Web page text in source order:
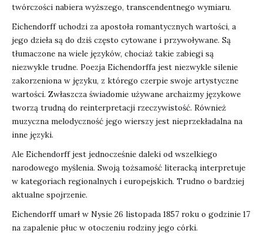
twórczości nabiera wyższego, transcendentnego wymiaru.
Eichendorff uchodzi za apostoła romantycznych wartości, a
jego dzieła są do dziś często cytowane i przywoływane. Są
tłumaczone na wiele języków, chociaż takie zabiegi są
niezwykle trudne. Poezja Eichendorffa jest niezwykle silenie
zakorzeniona w języku, z którego czerpie swoje artystyczne
wartości. Zwłaszcza świadomie używane archaizmy językowe
tworzą trudną do reinterpretacji rzeczywistość. Również
muzyczna melodyczność jego wierszy jest nieprzekładalna na
inne języki.
Ale Eichendorff jest jednocześnie daleki od wszelkiego
narodowego myślenia. Swoją tożsamość literacką interpretuje
w kategoriach regionalnych i europejskich. Trudno o bardziej
aktualne spojrzenie.
Eichendorff umarł w Nysie 26 listopada 1857 roku o godzinie 17
na zapalenie płuc w otoczeniu rodziny jego córki.